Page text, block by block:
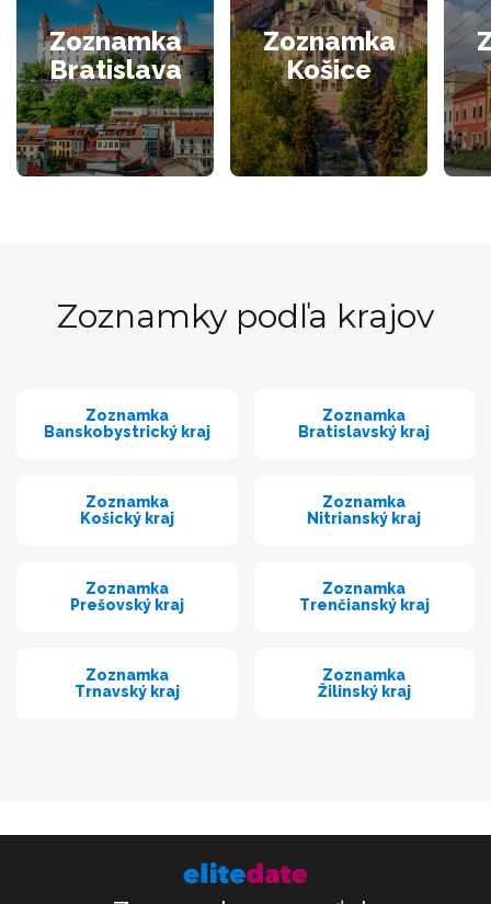
Zoznamka
Bratislava
Zoznamka
Košice
Zoznamky podľa krajov
Zoznamka
Banskobystrický kraj
Zoznamka
Bratislavský kraj
Zoznamka
Košický kraj
Zoznamka
Nitrianský kraj
Zoznamka
Prešovský kraj
Zoznamka
Trenčianský kraj
Zoznamka
Trnavský kraj
Zoznamka
Žilinský kraj